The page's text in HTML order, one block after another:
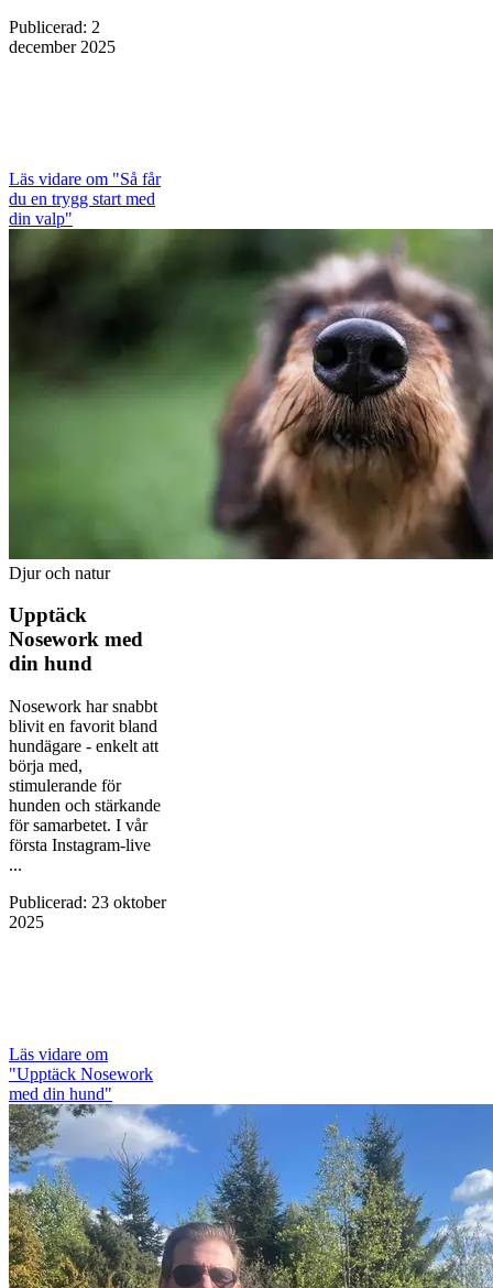
Publicerad: 2
december 2025
Läs vidare om "Så får
du en trygg start med
din valp"
Djur och natur
Upptäck
Nosework med
din hund
Nosework har snabbt
blivit en favorit bland
hundägare - enkelt att
börja med,
stimulerande för
hunden och stärkande
för samarbetet. I vår
första Instagram-live
...
Publicerad: 23 oktober
2025
Läs vidare om
"Upptäck Nosework
med din hund"